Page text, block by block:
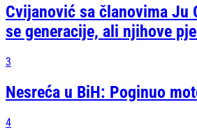
Cvijanović sa članovima Ju
se generacije, ali njihove
3
Nesreća u BiH: Poginuo
4